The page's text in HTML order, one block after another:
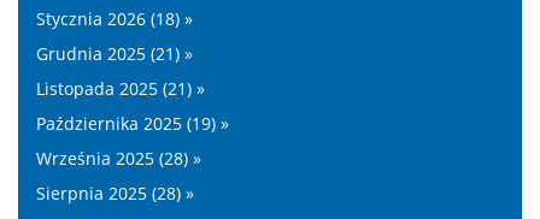
Stycznia 2026 (18) »
Grudnia 2025 (21) »
Listopada 2025 (21) »
Października 2025 (19) »
Września 2025 (28) »
Sierpnia 2025 (28) »